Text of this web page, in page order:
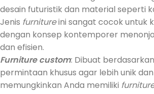
desain futuristik dan material seperti
Jenis furnitureini sangat cocok untuk
dengan konsep kontemporer
dan efisien.
Furniture custom: Dibuat
permintaan khusus agar lebih unik
memungkinkan Anda memiliki